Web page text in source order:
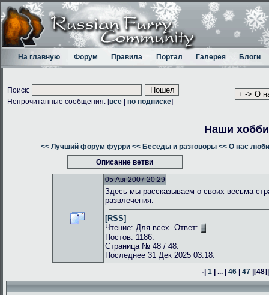
На главную Форум Правила Портал Галерея Блоги
Поиск:
Непрочитанные сообщения: [все по подписке]
Наши хобби
<< Лучший форум фурри << Беседы и разговоры << О нас
Описание ветви
05 Авг 2007 20:29
Здесь мы рассказываем о своих весьма
развлечения.
[RSS]
Чтение: Для всех. Ответ:
.
Постов: 1186.
Страница № 48 / 48.
Последнее 31 Дек 2025 03:18.
-| 1 | ... | 46 | 47 |[48]